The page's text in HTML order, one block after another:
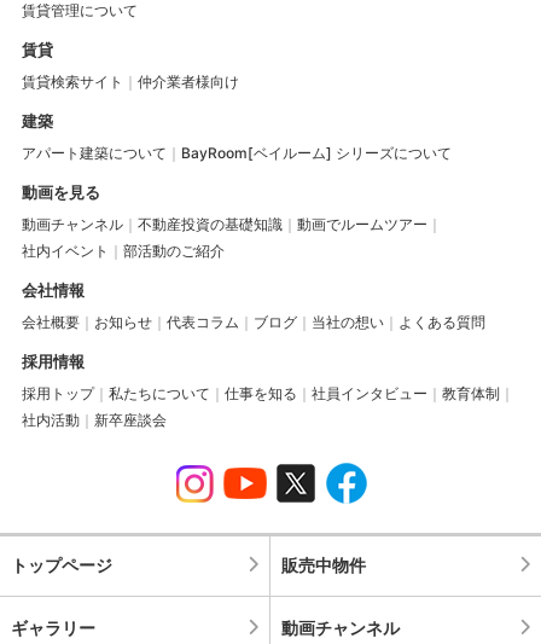
賃貸管理について
賃貸
賃貸検索サイト 仲介業者様向け
建築
アパート建築について BayRoom[ベイルーム] シリーズについて
動画を見る
動画チャンネル 不動産投資の基礎知識
動画でルームツアー
社内イベント
部活動のご紹介
会社情報
会社概要 お知らせ 代表コラム ブログ 当社の想い よくある質問
採用情報
採用トップ 私たちについて 仕事を知る 社員インタビュー
教育体制
社内活動
新卒座談会
トップページ 販売中物件
ギャラリー 動画チャンネル